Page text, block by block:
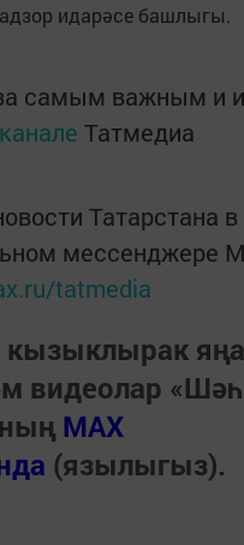
идарәсе башлыгы.
самым важным и
Татмедиа
Татарстана в
мессенджере
tatmedia
кызыклырак
видеолар
MAX
(язылыгыз).